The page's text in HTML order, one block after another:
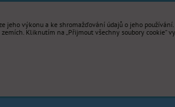
jeho výkonu a ke shromažďování údajů o jeho
Kliknutím na „Přijmout všechny soubory cookie“